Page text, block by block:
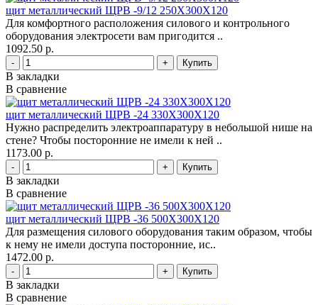
щит металлический ЩРВ -9/12 250Х300Х120
Для комфортного расположения силового и контрольного
оборудования электросети вам пригодится ..
1092.50 р.
- +
В закладки
В сравнение
щит металлический ЩРВ -24 330Х300Х120
Нужно распределить электроаппаратуру в небольшой нише на
стене? Чтобы посторонние не имели к ней ..
1173.00 р.
- +
В закладки
В сравнение
щит металлический ЩРВ -36 500Х300Х120
Для размещения силового оборудования таким образом, чтобы
к нему не имели доступа посторонние, ис..
1472.00 р.
- +
В закладки
В сравнение